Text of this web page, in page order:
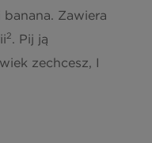
0,3 g
7,3 g
Zawiera
2. Pij ją
zechcesz, I